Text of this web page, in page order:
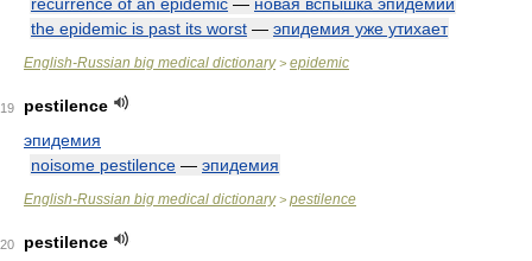
the epidemic is past its worst — эпидемия уже утихает
English-Russian big medical dictionary> epidemic
19
pestilence
эпидемия
noisome pestilence — эпидемия
English-Russian big medical dictionary> pestilence
20
pestilence